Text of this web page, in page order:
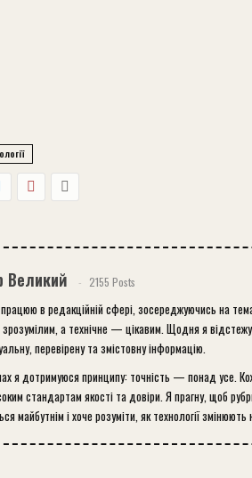
Великий 2155 Posts
в редакційній сфері, зосереджуючись на
а технічне — цікавим. Щодня я
перевірену та змістовну інформацію.
я дотримуюся принципу: точність — понад усе.
стандартам якості та довіри. Я прагну, щоб
майбутнім і хоче розуміти, як технології